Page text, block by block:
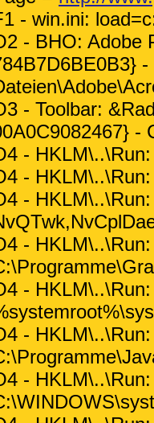
- win.ini:
- BHO: Adobe
- Toolbar:
-
-
-
-
-
-
-
-